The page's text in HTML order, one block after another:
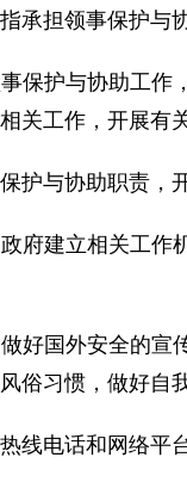
承担领事保护与
护与协助工作
关工作，开展有
护与协助职责，
府建立相关工
好国外安全的
俗习惯，做好自
电话和网络平